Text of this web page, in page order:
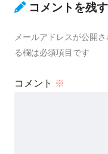
コメントを残す
メールアドレスが公開
る欄は必須項目です
コメント ※